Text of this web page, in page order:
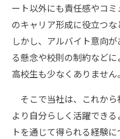
ート以外にも責任感やコ
のキャリア形成に役立つな
しかし、アルバイト意向
る懸念や校則の制約など
高校生も少なくありません。
そこで当社は、これから
より自分らしく活躍でき
トを通じて得られる経験